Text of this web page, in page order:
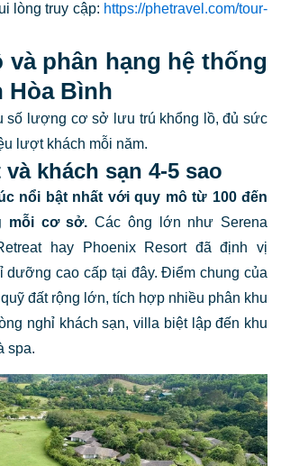
lòng truy cập: https://phetravel.com/tour-
và phân hạng hệ thống
Hòa Bình
số lượng cơ sở lưu trú khổng lồ, đủ sức
lượt khách mỗi năm.
và khách sạn 4-5 sao
nổi bật nhất với quy mô từ 100 đến
mỗi cơ sở. Các ông lớn như Serena
hay Phoenix Resort đã định vị
dưỡng cao cấp tại đây. Điểm chung của
đất rộng lớn, tích hợp nhiều phân khu
nghỉ khách sạn, villa biệt lập đến khu
spa.